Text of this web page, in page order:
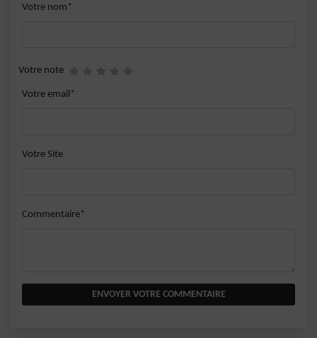
Votre nom*
Votre note
Votre email*
Votre Site
Commentaire*
ENVOYER VOTRE COMMENTAIRE